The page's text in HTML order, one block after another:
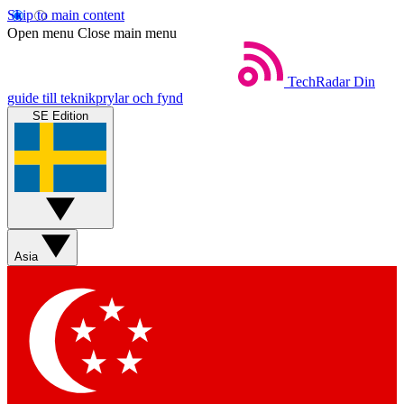
Skip to main content
Open menu Close main menu
TechRadar Din
guide till teknikprylar och fynd
SE Edition
Asia